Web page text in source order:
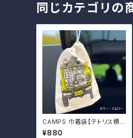
同じカテゴリの
CAMPS 巾着袋【テトリス積
載de車中泊】
¥880